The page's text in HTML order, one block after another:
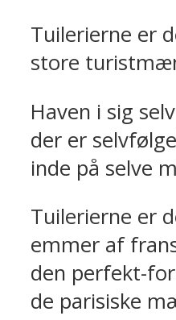
Tuilerierne er
store
Haven i sig
der er
inde på selve
Tuilerierne er
emmer af
den perfekt-
de parisiske